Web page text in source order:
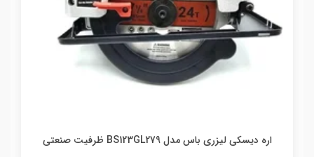
اره دیسکی لیزری باس مدل BS123GL279 ظرفیت صنعتی